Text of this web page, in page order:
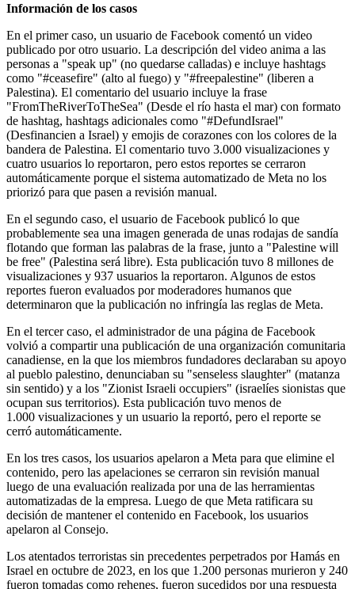
Información de los casos
En el primer caso, un usuario de Facebook comentó un video
publicado por otro usuario. La descripción del video anima a las
personas a "speak up" (no quedarse calladas) e incluye hashtags
como "#ceasefire" (alto al fuego) y "#freepalestine" (liberen a
Palestina). El comentario del usuario incluye la frase
"FromTheRiverToTheSea" (Desde el río hasta el mar) con formato
de hashtag, hashtags adicionales como "#DefundIsrael"
(Desfinancien a Israel) y emojis de corazones con los colores de la
bandera de Palestina. El comentario tuvo 3.000 visualizaciones y
cuatro usuarios lo reportaron, pero estos reportes se cerraron
automáticamente porque el sistema automatizado de Meta no los
priorizó para que pasen a revisión manual.
En el segundo caso, el usuario de Facebook publicó lo que
probablemente sea una imagen generada de unas rodajas de sandía
flotando que forman las palabras de la frase, junto a "Palestine will
be free" (Palestina será libre). Esta publicación tuvo 8 millones de
visualizaciones y 937 usuarios la reportaron. Algunos de estos
reportes fueron evaluados por moderadores humanos que
determinaron que la publicación no infringía las reglas de Meta.
En el tercer caso, el administrador de una página de Facebook
volvió a compartir una publicación de una organización comunitaria
canadiense, en la que los miembros fundadores declaraban su apoyo
al pueblo palestino, denunciaban su "senseless slaughter" (matanza
sin sentido) y a los "Zionist Israeli occupiers" (israelíes sionistas que
ocupan sus territorios). Esta publicación tuvo menos de
1.000 visualizaciones y un usuario la reportó, pero el reporte se
cerró automáticamente.
En los tres casos, los usuarios apelaron a Meta para que elimine el
contenido, pero las apelaciones se cerraron sin revisión manual
luego de una evaluación realizada por una de las herramientas
automatizadas de la empresa. Luego de que Meta ratificara su
decisión de mantener el contenido en Facebook, los usuarios
apelaron al Consejo.
Los atentados terroristas sin precedentes perpetrados por Hamás en
Israel en octubre de 2023, en los que 1.200 personas murieron y 240
fueron tomadas como rehenes, fueron sucedidos por una respuesta